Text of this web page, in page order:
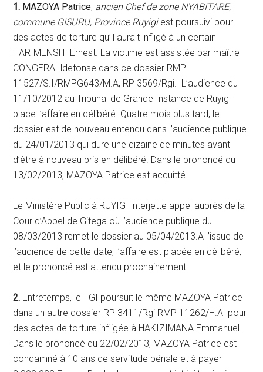
1. MAZOYA Patrice, ancien Chef de zone NYABITARE,
commune GISURU, Province Ruyigiest poursuivi pour
des actes de torture qu’il aurait infligé à un certain
HARIMENSHI Ernest. La victime est assistée par maître
CONGERA Ildefonse dans ce dossier RMP
11527/S.I/RMPG643/M.A, RP 3569/Rgi. L’audience du
11/10/2012 au Tribunal de Grande Instance de Ruyigi
place l’affaire en délibéré. Quatre mois plus tard, le
dossier est de nouveau entendu dans l’audience publique
du 24/01/2013 qui dure une dizaine de minutes avant
d’être à nouveau pris en délibéré. Dans le prononcé du
13/02/2013, MAZOYA Patrice est acquitté.
Le Ministère Public à RUYIGI interjette appel auprès de la
Cour d’Appel de Gitega où l’audience publique du
08/03/2013 remet le dossier au 05/04/2013.A l’issue de
l’audience de cette date, l’affaire est placée en délibéré,
et le prononcé est attendu prochainement.
2. Entretemps, le TGI poursuit le même MAZOYA Patrice
dans un autre dossier RP 3411/Rgi RMP 11262/H.A pour
des actes de torture infligée à HAKIZIMANA Emmanuel.
Dans le prononcé du 22/02/2013, MAZOYA Patrice est
condamné à 10 ans de servitude pénale et à payer